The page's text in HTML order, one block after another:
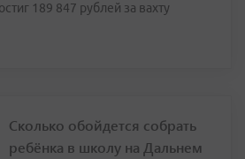
189 847 рублей за вахту
Сколько обойдется собрать
ребёнка в школу на Дальнем